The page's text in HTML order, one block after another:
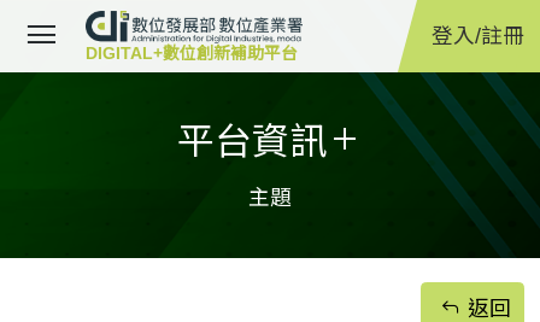
移至主要內容小版選單
DIGITAL+數位創新補助平台
登入/註冊
平台資訊
主題
返回